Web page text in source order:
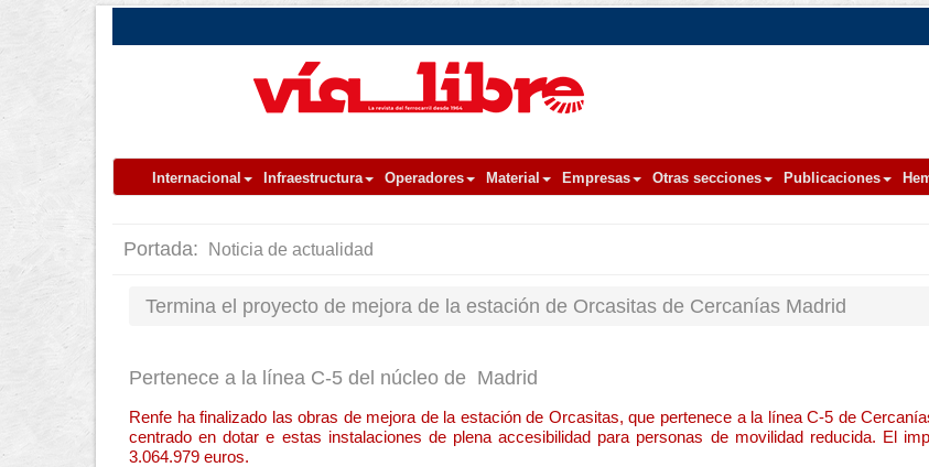
Internacional Infraestructura Operadores Material Empresas Otras secciones Publicaciones
Portada: Noticia de actualidad
Termina el proyecto de mejora de la estación de Orcasitas de Cercanías Madrid
Pertenece a la línea C-5 del núcleo de Madrid
Renfe ha finalizado las obras de mejora de la estación de Orcasitas, que pertenece a la línea C-5 de
centrado en dotar e estas instalaciones de plena accesibilidad para personas de movilidad reducida. El
3.064.979 euros.